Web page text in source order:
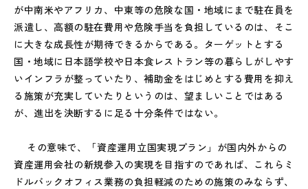
が中南米やアフリカ、中東等の危険な国・地域にまで駐在員を
派遣し、高額の駐在費用や危険手当を負担しているのは、そこ
に大きな成長性が期待できるからである。ターゲットとする
国・地域に日本語学校や日本食レストラン等の暮らしがしやす
いインフラが整っていたり、補助金をはじめとする費用を抑え
る施策が充実していたりというのは、望ましいことではある
が、進出を決断するに足る十分条件ではない。
その意味で、「資産運用立国実現プラン」が国内外からの
資産運用会社の新規参入の実現を目指すのであれば、これらミ
ドルバックオフィス業務の負担軽減のための施策のみならず、